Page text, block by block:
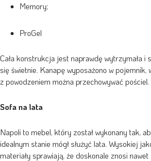
Memory;
ProGel
Cała konstrukcja jest naprawdę wytrzymała i
się świetnie. Kanapę wyposażono w pojemnik,
z powodzeniem można przechowywać pościel.
Sofa na lata
Napoli to mebel, który został wykonany tak,
idealnym stanie mógł służyć lata. Wysokiej
materiały sprawiają, że doskonale znosi nawet